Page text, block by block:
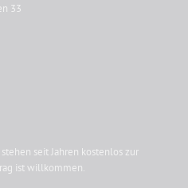
33
seit Jahren kostenlos zur
ist willkommen.